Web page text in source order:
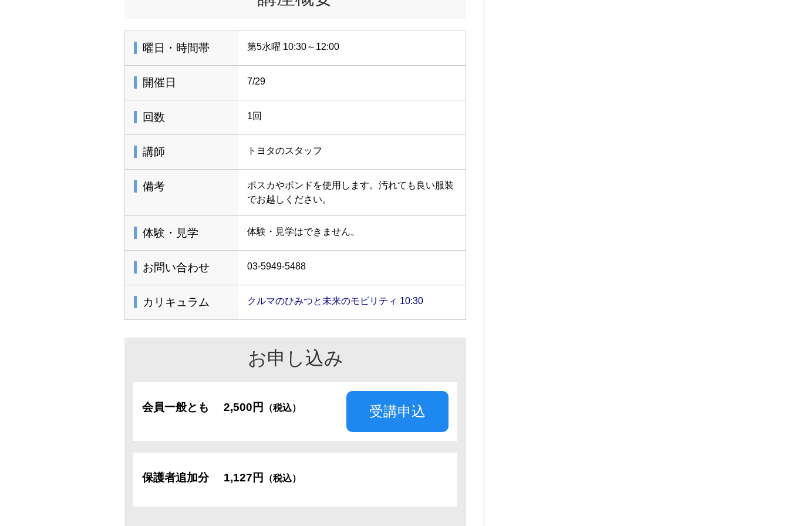
曜日・時間帯 第5水曜 10:30～12:00
開催日 7/29
回数 1回
講師 トヨタのスタッフ
備考
ポスカやボンドを使用します。汚れても良い服装
でお越しください。
体験・見学 体験・見学はできません。
お問い合わせ 03-5949-5488
カリキュラム クルマのひみつと未来のモビリティ 10:30
お申し込み
会員一般とも 2,500円 （税込） 受講申込
保護者追加分 1,127円 （税込）